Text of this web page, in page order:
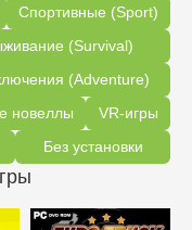
Спортивные (Sport)
(Survival)
(Adventure)
новеллы
VR-игры
Без установки